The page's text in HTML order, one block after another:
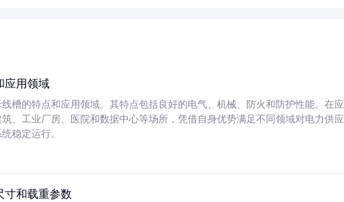
应用领域
槽的特点和应用领域。其特点包括良好的电气、机械、防火和防护性能。在应
、工业厂房、医院和数据中心等场所，凭借自身优势满足不同领域对电力供应
稳定运行。
寸和载重参数